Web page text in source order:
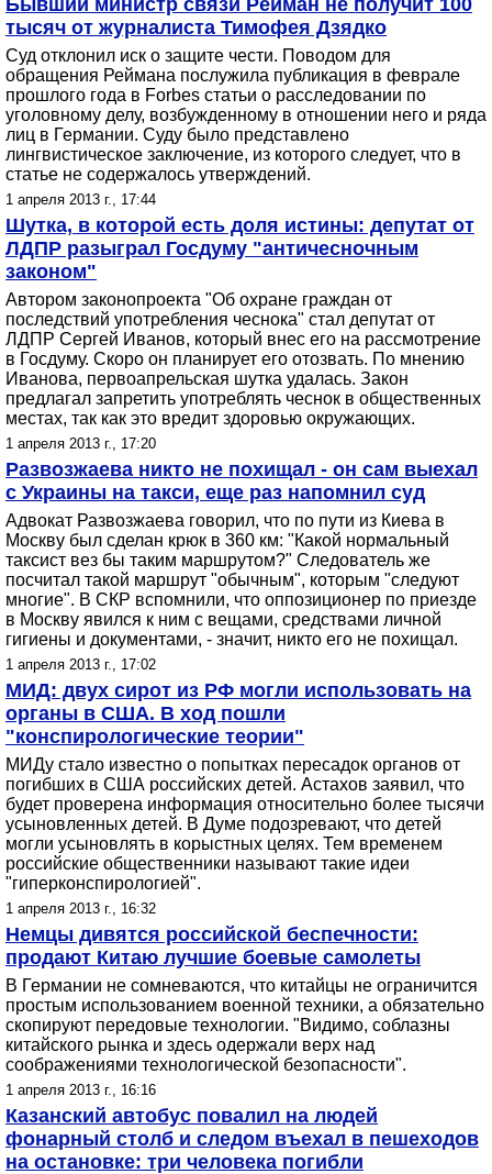
Бывший министр связи Рейман не получит 100
тысяч от журналиста Тимофея Дзядко
Суд отклонил иск о защите чести. Поводом для
обращения Реймана послужила публикация в феврале
прошлого года в Forbes статьи о расследовании по
уголовному делу, возбужденному в отношении него и ряда
лиц в Германии. Суду было представлено
лингвистическое заключение, из которого следует, что в
статье не содержалось утверждений.
1 апреля 2013 г., 17:44
Шутка, в которой есть доля истины: депутат от
ЛДПР разыграл Госдуму "античесночным
законом"
Автором законопроекта "Об охране граждан от
последствий употребления чеснока" стал депутат от
ЛДПР Сергей Иванов, который внес его на рассмотрение
в Госдуму. Скоро он планирует его отозвать. По мнению
Иванова, первоапрельская шутка удалась. Закон
предлагал запретить употреблять чеснок в общественных
местах, так как это вредит здоровью окружающих.
1 апреля 2013 г., 17:20
Развозжаева никто не похищал - он сам выехал
с Украины на такси, еще раз напомнил суд
Адвокат Развозжаева говорил, что по пути из Киева в
Москву был сделан крюк в 360 км: "Какой нормальный
таксист вез бы таким маршрутом?" Следователь же
посчитал такой маршрут "обычным", которым "следуют
многие". В СКР вспомнили, что оппозиционер по приезде
в Москву явился к ним с вещами, средствами личной
гигиены и документами, - значит, никто его не похищал.
1 апреля 2013 г., 17:02
МИД: двух сирот из РФ могли использовать на
органы в США. В ход пошли
"конспирологические теории"
МИДу стало известно о попытках пересадок органов от
погибших в США российских детей. Астахов заявил, что
будет проверена информация относительно более тысячи
усыновленных детей. В Думе подозревают, что детей
могли усыновлять в корыстных целях. Тем временем
российские общественники называют такие идеи
"гиперконспирологией".
1 апреля 2013 г., 16:32
Немцы дивятся российской беспечности:
продают Китаю лучшие боевые самолеты
В Германии не сомневаются, что китайцы не ограничится
простым использованием военной техники, а обязательно
скопируют передовые технологии. "Видимо, соблазны
китайского рынка и здесь одержали верх над
соображениями технологической безопасности".
1 апреля 2013 г., 16:16
Казанский автобус повалил на людей
фонарный столб и следом въехал в пешеходов
на остановке: три человека погибли